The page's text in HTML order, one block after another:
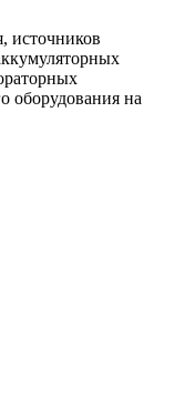
источников
оборудования на